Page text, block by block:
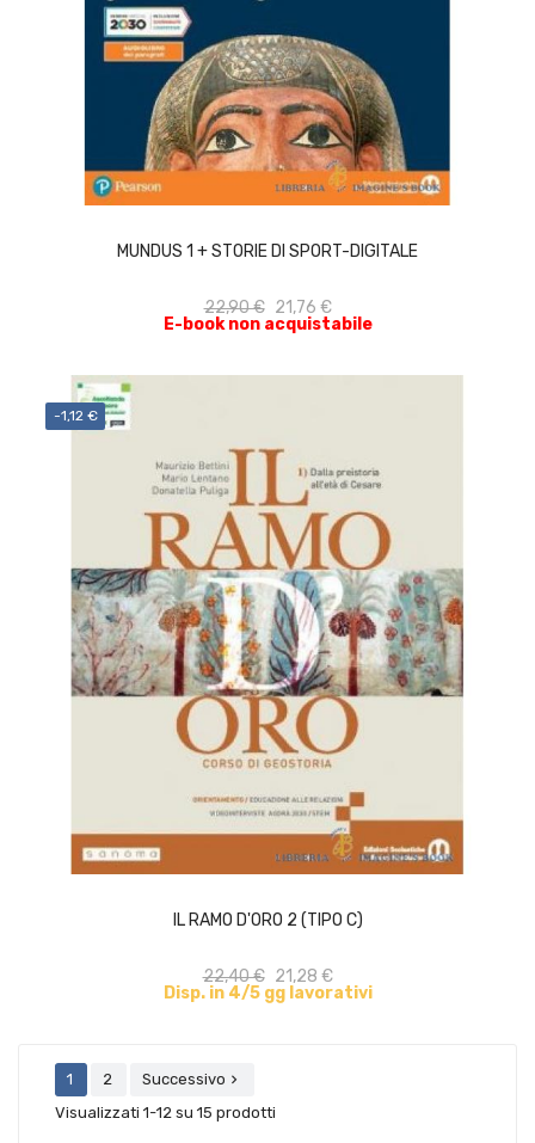
MUNDUS 1 + STORIE DI SPORT-DIGITALE
22,90 € 21,76 €
E-book non acquistabile
ACQUISTA
-1,12 €
IL RAMO D'ORO 2 (TIPO C)
22,40 € 21,28 €
Disp. in 4/5 gg lavorativi
ACQUISTA
1 2 Successivo 
Visualizzati 1-12 su 15 prodotti